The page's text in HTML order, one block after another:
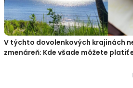
V týchto dovolenkových krajinách
zmenáreň: Kde všade môžete platiť